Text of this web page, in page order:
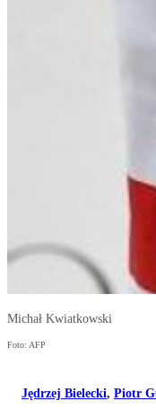
Michał Kwiatkowski
Foto: AFP
Jędrzej Bielecki, Piotr